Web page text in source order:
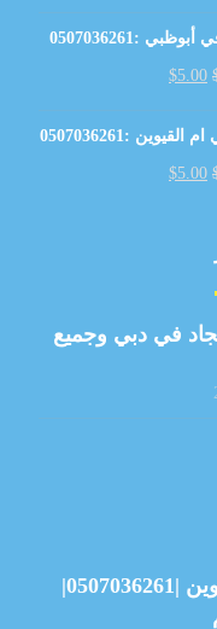
:0507036261
$5.00
:0507036261
$5.00
في دبي وجميع
شركة تعقيم منازل في ام القيوين |0507036261|